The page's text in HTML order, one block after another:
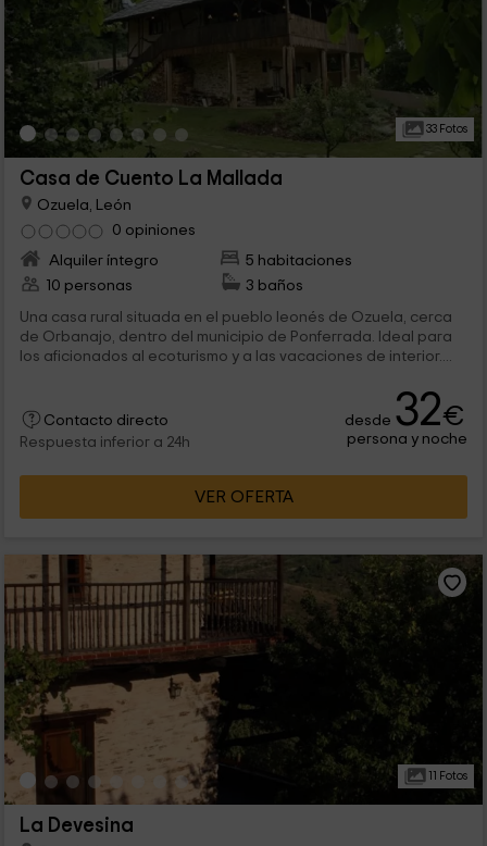
33 Fotos
Casa de Cuento La Mallada
Ozuela, León
0 opiniones
Alquiler íntegro
5 habitaciones
10 personas
3 baños
Una casa rural situada en el pueblo leonés de Ozuela, cerca
de Orbanajo, dentro del municipio de Ponferrada. Ideal para
los aficionados al ecoturismo y a las vacaciones de interior....
Contacto directo
Respuesta inferior a 24h
desde 32€
persona y noche
VER OFERTA
11 Fotos
La Devesina